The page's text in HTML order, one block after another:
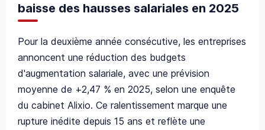
baisse des hausses salariales en 2025
Pour la deuxième année consécutive, les entreprises
annoncent une réduction des budgets
d'augmentation salariale, avec une prévision
moyenne de +2,47 % en 2025, selon une enquête
du cabinet Alixio. Ce ralentissement marque une
rupture inédite depuis 15 ans et reflète une